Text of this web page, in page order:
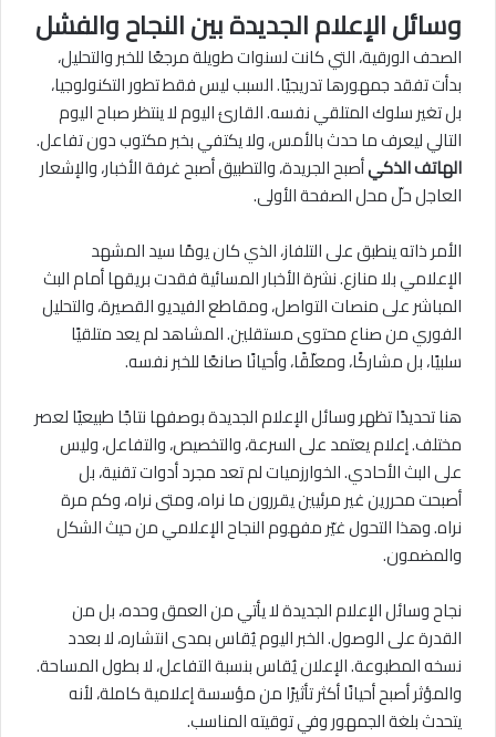
وسائل الإعلام الجديدة بين النجاح والفشل
الصحف الورقية، التي كانت لسنوات طويلة مرجعًا للخبر والتحليل،
بدأت تفقد جمهورها تدريجيًا. السبب ليس فقط تطور التكنولوجيا،
بل تغير سلوك المتلقي نفسه. القارئ اليوم لا ينتظر صباح اليوم
التالي ليعرف ما حدث بالأمس، ولا يكتفي بخبر مكتوب دون تفاعل.
الهاتف الذكيأصبح الجريدة، والتطبيق أصبح غرفة الأخبار، والإشعار
العاجل حلّ محل الصفحة الأولى.
الأمر ذاته ينطبق على التلفاز، الذي كان يومًا سيد المشهد
الإعلامي بلا منازع. نشرة الأخبار المسائية فقدت بريقها أمام البث
المباشر على منصات التواصل، ومقاطع الفيديو القصيرة، والتحليل
الفوري من صناع محتوى مستقلين. المشاهد لم يعد متلقيًا
سلبيًا، بل مشاركًا، ومعلّقًا، وأحيانًا صانعًا للخبر نفسه.
هنا تحديدًا تظهر وسائل الإعلام الجديدة بوصفها نتاجًا طبيعيًا لعصر
مختلف. إعلام يعتمد على السرعة، والتخصيص، والتفاعل، وليس
على البث الأحادي. الخوارزميات لم تعد مجرد أدوات تقنية، بل
أصبحت محررين غير مرئيين يقررون ما نراه، ومتى نراه، وكم مرة
نراه. وهذا التحول غيّر مفهوم النجاح الإعلامي من حيث الشكل
والمضمون.
نجاح وسائل الإعلام الجديدة لا يأتي من العمق وحده، بل من
القدرة على الوصول. الخبر اليوم يُقاس بمدى انتشاره، لا بعدد
نسخه المطبوعة. الإعلان يُقاس بنسبة التفاعل، لا بطول المساحة.
والمؤثر أصبح أحيانًا أكثر تأثيرًا من مؤسسة إعلامية كاملة، لأنه
يتحدث بلغة الجمهور وفي توقيته المناسب.